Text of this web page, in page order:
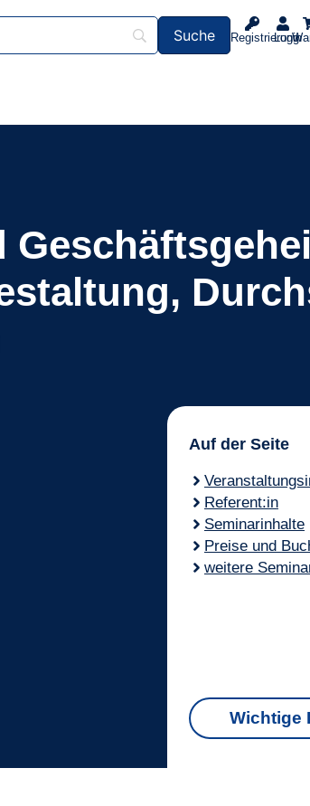
Registrierung
Login
Auf der Seite
Referent:in
Seminarinhalte
Preise und
weitere
Wichtige